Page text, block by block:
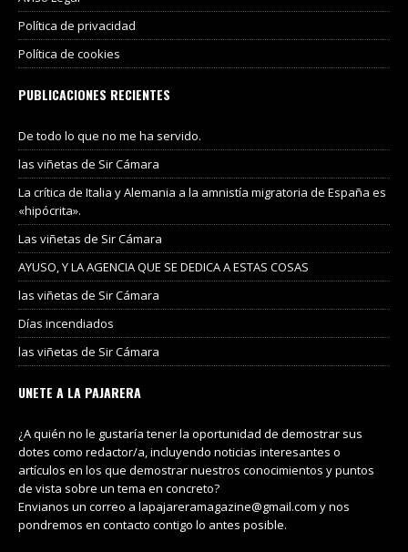
Política de privacidad
Política de cookies
PUBLICACIONES RECIENTES
De todo lo que no me ha servido.
las viñetas de Sir Cámara
La crítica de Italia y Alemania a la amnistía migratoria de España es
«hipócrita».
Las viñetas de Sir Cámara
AYUSO, Y LA AGENCIA QUE SE DEDICA A ESTAS COSAS
las viñetas de Sir Cámara
Días incendiados
las viñetas de Sir Cámara
UNETE A LA PAJARERA
¿A quién no le gustaría tener la oportunidad de demostrar sus
dotes como redactor/a, incluyendo noticias interesantes o
artículos en los que demostrar nuestros conocimientos y puntos
de vista sobre un tema en concreto?
Envianos un correo a lapajareramagazine@gmail.com y nos
pondremos en contacto contigo lo antes posible.